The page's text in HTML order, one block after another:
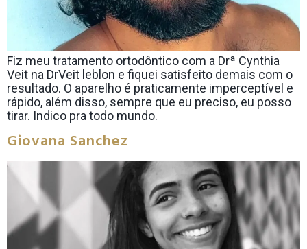
Fiz meu tratamento ortodôntico com a Drª Cynthia
Veit na DrVeit leblon e fiquei satisfeito demais com o
resultado. O aparelho é praticamente imperceptível e
rápido, além disso, sempre que eu preciso, eu posso
tirar. Indico pra todo mundo.
Giovana Sanchez